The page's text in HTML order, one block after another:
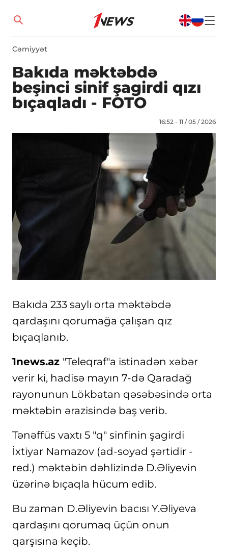
Cəmiyyət
Bakıda məktəbdə
beşinci sinif şagirdi qızı
bıçaqladı - FOTO
16:52 - 11 / 05 / 2026
Bakıda 233 saylı orta məktəbdə
qardaşını qorumağa çalışan qız
bıçaqlanıb.
1news.az "Teleqraf"a istinadən xəbər
verir ki, hadisə mayın 7-də Qaradağ
rayonunun Lökbatan qəsəbəsində orta
məktəbin ərazisində baş verib.
Tənəffüs vaxtı 5 "q" sinfinin şagirdi
İxtiyar Namazov (ad-soyad şərtidir -
red.) məktəbin dəhlizində D.Əliyevin
üzərinə bıçaqla hücum edib.
Bu zaman D.Əliyevin bacısı Y.Əliyeva
qardaşını qorumaq üçün onun
qarşısına keçib.